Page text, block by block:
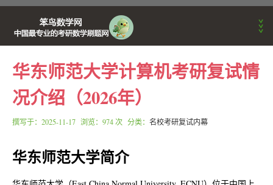
首页
考研动态
刷题APP公告
华东师范大学计算机考研复试情
况介绍（2026年）
撰写于： 2025-11-17 浏览：974 次 分类： 名校考研复试内幕
华东师范大学简介